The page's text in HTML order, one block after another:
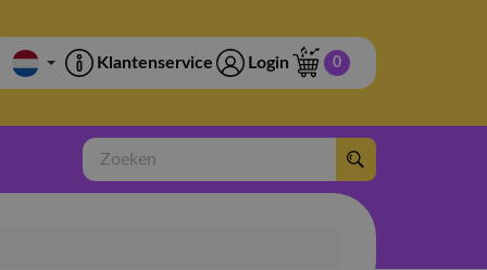
Klantenservice Login 0
Zoeken